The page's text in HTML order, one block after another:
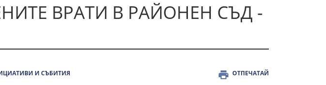
ВРАТИ В РАЙОНЕН СЪД -
И СЪБИТИЯ ОТПЕЧАТАЙ